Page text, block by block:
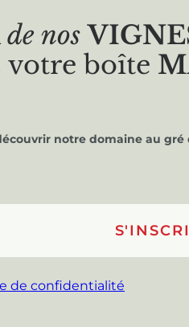
de nos
votre boîte
notre domaine au gré
de confidentialité